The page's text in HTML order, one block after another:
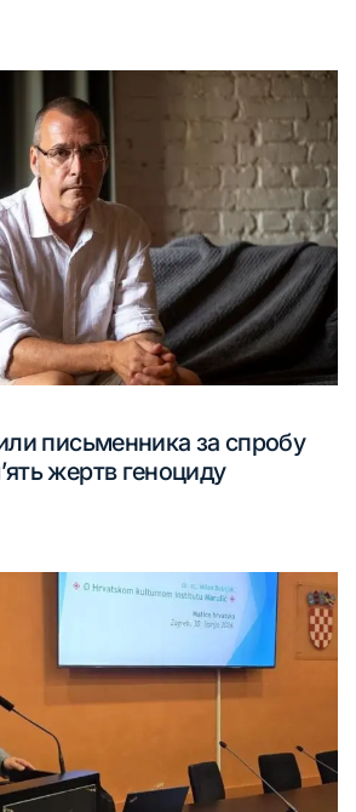
письменника за спробу
жертв геноциду